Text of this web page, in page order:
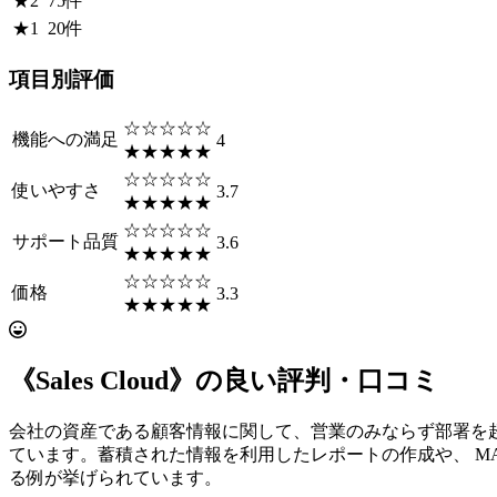
★1 20件
項目別評価
機能への満足
☆☆☆☆☆
★★★★★
4
使いやすさ
☆☆☆☆☆
★★★★★
3.7
サポート品質
☆☆☆☆☆
★★★★★
3.6
価格
☆☆☆☆☆
★★★★★
3.3
《Sales Cloud》の良い評判・口コミ
会社の資産である顧客情報に関して、営業のみならず部署
ています。蓄積された情報を利用したレポートの作成や、
る例が挙げられています。